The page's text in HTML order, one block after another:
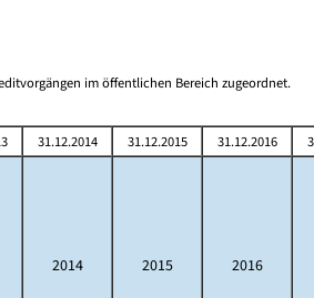
im öffentlichen Bereich zugeordnet.
31.12.2014 31.12.2015 31.12.2016
2014 2015 2016